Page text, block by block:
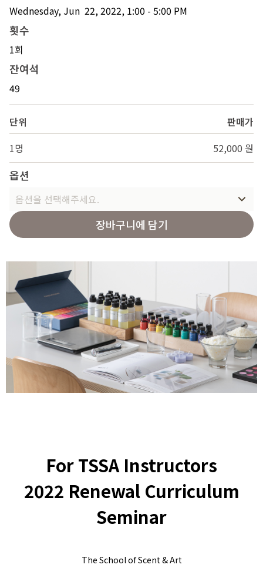
Wednesday, Jun 22, 2022, 1:00 - 5:00 PM
횟수
1회
잔여석
49
단위
판매가
1명
52,000 원
옵션
옵션을 선택해주세요.
장바구니에 담기
For TSSA Instructors
2022 Renewal Curriculum
Seminar
The School of Scent & Art